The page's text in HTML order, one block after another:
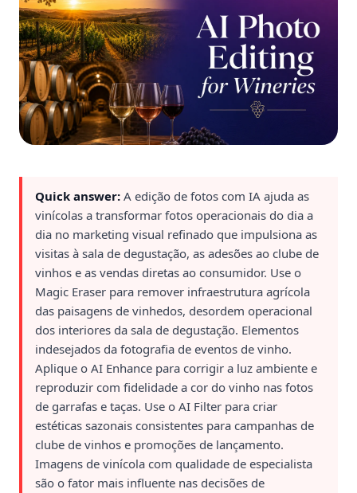
Quick answer: A edição de fotos com IA ajuda as
vinícolas a transformar fotos operacionais do dia a
dia no marketing visual refinado que impulsiona as
visitas à sala de degustação, as adesões ao clube de
vinhos e as vendas diretas ao consumidor. Use o
Magic Eraser para remover infraestrutura agrícola
das paisagens de vinhedos, desordem operacional
dos interiores da sala de degustação. Elementos
indesejados da fotografia de eventos de vinho.
Aplique o AI Enhance para corrigir a luz ambiente e
reproduzir com fidelidade a cor do vinho nas fotos
de garrafas e taças. Use o AI Filter para criar
estéticas sazonais consistentes para campanhas de
clube de vinhos e promoções de lançamento.
Imagens de vinícola com qualidade de especialista
são o fator mais influente nas decisões de